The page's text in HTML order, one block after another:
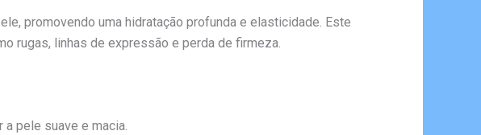
promovendo uma hidratação profunda e elasticidade. Este
rugas, linhas de expressão e perda de firmeza.
a pele suave e macia.